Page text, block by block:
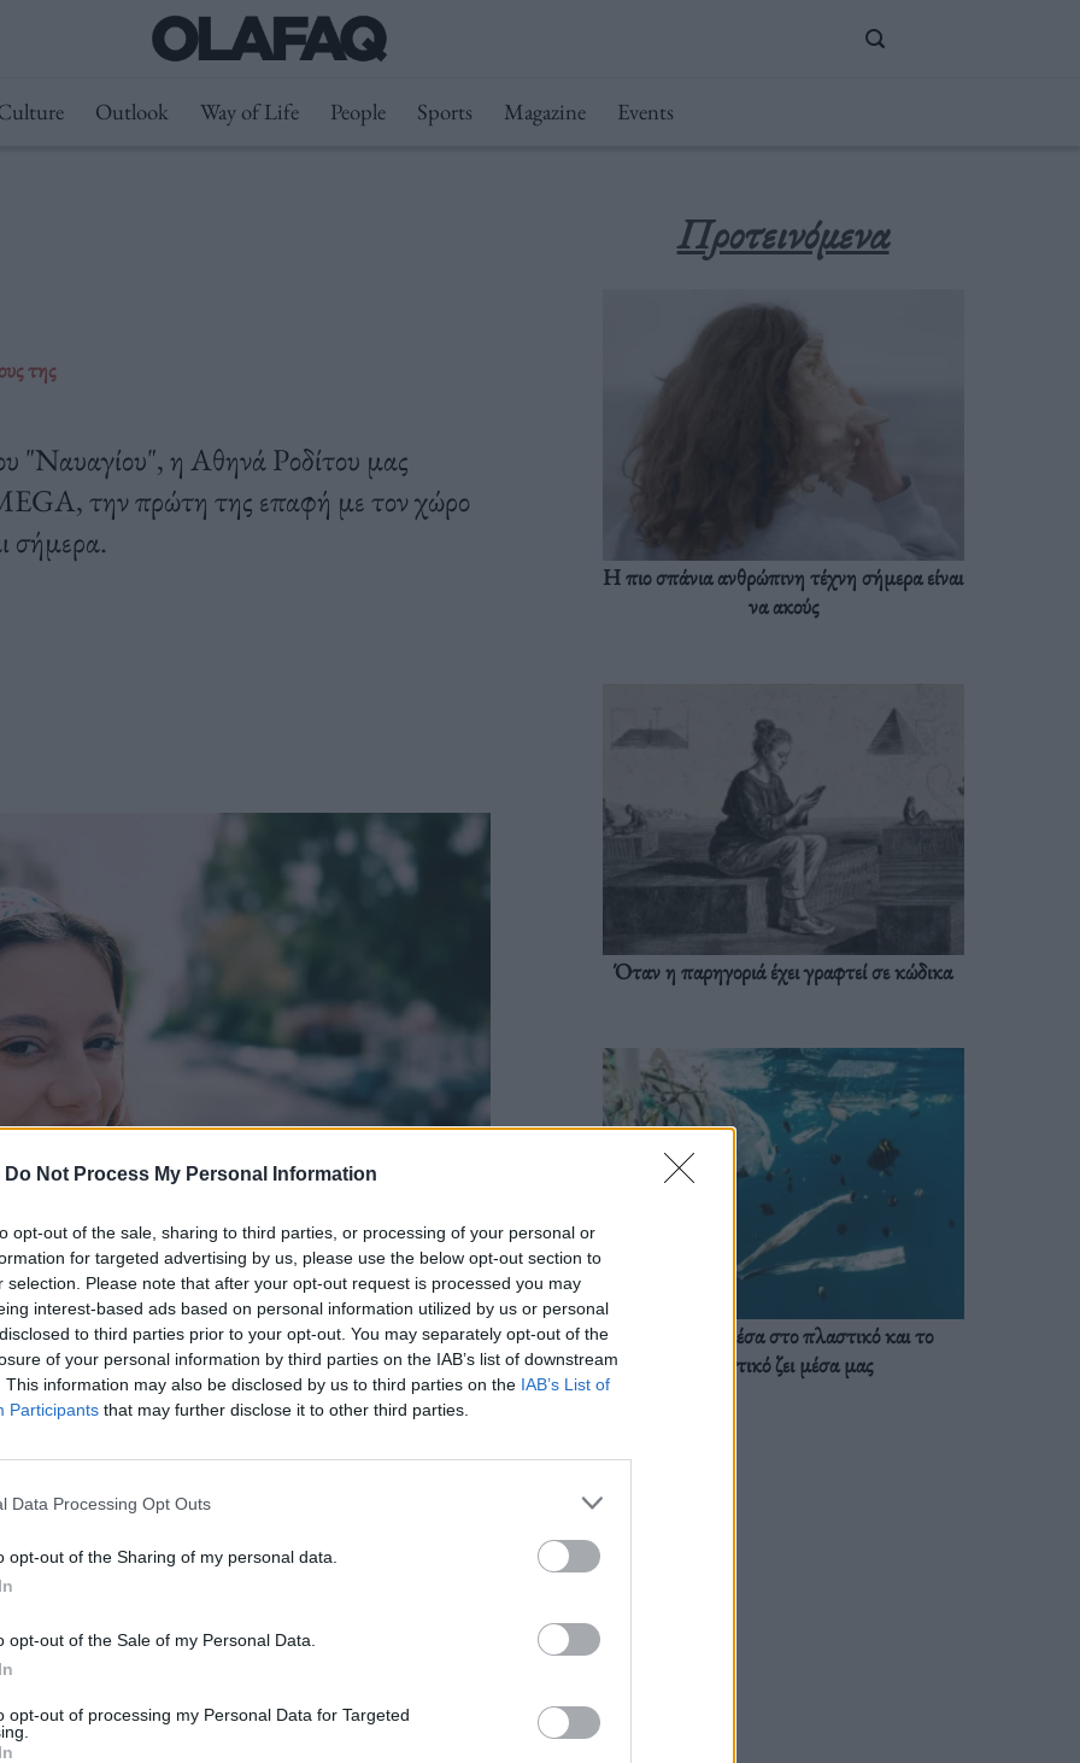
Do Not Process My Personal Information
opt-out of the sale, sharing to third parties, or processing of your personal or
for targeted advertising by us, please use the below opt-out section to
selection. Please note that after your opt-out request is processed you may
interest-based ads based on personal information utilized by us or personal
to third parties prior to your opt-out. You may separately opt-out of the
of your personal information by third parties on the IAB’s list of downstream
This information may also be disclosed by us to third parties on the IAB’s List of
Participants that may further disclose it to other third parties.
Data Processing Opt Outs
opt-out of the Sharing of my personal data.
opt-out of the Sale of my Personal Data.
opt-out of processing my Personal Data for Targeted
Outlook Way of Life People Sports Magazine Events
της
"Ναυαγίου", η Αθηνά Ροδίτου μας
την πρώτη της επαφή με τον χώρο
σήμερα.
“Ναυαγίου”, η Αθηνά Ροδίτου μας
MEGA, την πρώτη της επαφή με τον
και σήμερα.
Προτεινόμενα
Η πιο σπάνια ανθρώπινη τέχνη σήμερα είναι
να ακούς
Όταν η παρηγοριά έχει γραφτεί σε κώδικα
Ζούμε ήδη μέσα στο πλαστικό και το
πλαστικό ζει μέσα μας